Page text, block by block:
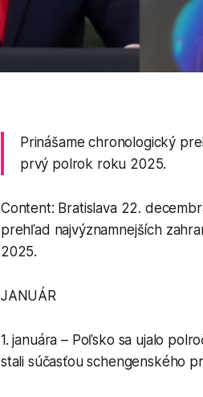
Prinášame chronologický
prvý polrok roku 2025.
Content: Bratislava 22.
prehľad najvýznamnejších
2025.
JANUÁR
1. januára – Poľsko sa ujalo
stali súčasťou schengenského